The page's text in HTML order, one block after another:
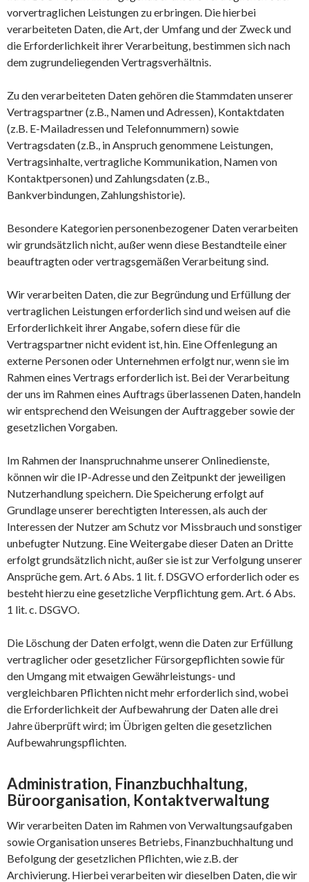
vorvertraglichen Leistungen zu erbringen. Die hierbei
verarbeiteten Daten, die Art, der Umfang und der Zweck und
die Erforderlichkeit ihrer Verarbeitung, bestimmen sich nach
dem zugrundeliegenden Vertragsverhältnis.
Zu den verarbeiteten Daten gehören die Stammdaten unserer
Vertragspartner (z.B., Namen und Adressen), Kontaktdaten
(z.B. E-Mailadressen und Telefonnummern) sowie
Vertragsdaten (z.B., in Anspruch genommene Leistungen,
Vertragsinhalte, vertragliche Kommunikation, Namen von
Kontaktpersonen) und Zahlungsdaten (z.B.,
Bankverbindungen, Zahlungshistorie).
Besondere Kategorien personenbezogener Daten verarbeiten
wir grundsätzlich nicht, außer wenn diese Bestandteile einer
beauftragten oder vertragsgemäßen Verarbeitung sind.
Wir verarbeiten Daten, die zur Begründung und Erfüllung der
vertraglichen Leistungen erforderlich sind und weisen auf die
Erforderlichkeit ihrer Angabe, sofern diese für die
Vertragspartner nicht evident ist, hin. Eine Offenlegung an
externe Personen oder Unternehmen erfolgt nur, wenn sie im
Rahmen eines Vertrags erforderlich ist. Bei der Verarbeitung
der uns im Rahmen eines Auftrags überlassenen Daten, handeln
wir entsprechend den Weisungen der Auftraggeber sowie der
gesetzlichen Vorgaben.
Im Rahmen der Inanspruchnahme unserer Onlinedienste,
können wir die IP-Adresse und den Zeitpunkt der jeweiligen
Nutzerhandlung speichern. Die Speicherung erfolgt auf
Grundlage unserer berechtigten Interessen, als auch der
Interessen der Nutzer am Schutz vor Missbrauch und sonstiger
unbefugter Nutzung. Eine Weitergabe dieser Daten an Dritte
erfolgt grundsätzlich nicht, außer sie ist zur Verfolgung unserer
Ansprüche gem. Art. 6 Abs. 1 lit. f. DSGVO erforderlich oder es
besteht hierzu eine gesetzliche Verpflichtung gem. Art. 6 Abs.
1 lit. c. DSGVO.
Die Löschung der Daten erfolgt, wenn die Daten zur Erfüllung
vertraglicher oder gesetzlicher Fürsorgepflichten sowie für
den Umgang mit etwaigen Gewährleistungs- und
vergleichbaren Pflichten nicht mehr erforderlich sind, wobei
die Erforderlichkeit der Aufbewahrung der Daten alle drei
Jahre überprüft wird; im Übrigen gelten die gesetzlichen
Aufbewahrungspflichten.
Administration, Finanzbuchhaltung,
Büroorganisation, Kontaktverwaltung
Wir verarbeiten Daten im Rahmen von Verwaltungsaufgaben
sowie Organisation unseres Betriebs, Finanzbuchhaltung und
Befolgung der gesetzlichen Pflichten, wie z.B. der
Archivierung. Hierbei verarbeiten wir dieselben Daten, die wir